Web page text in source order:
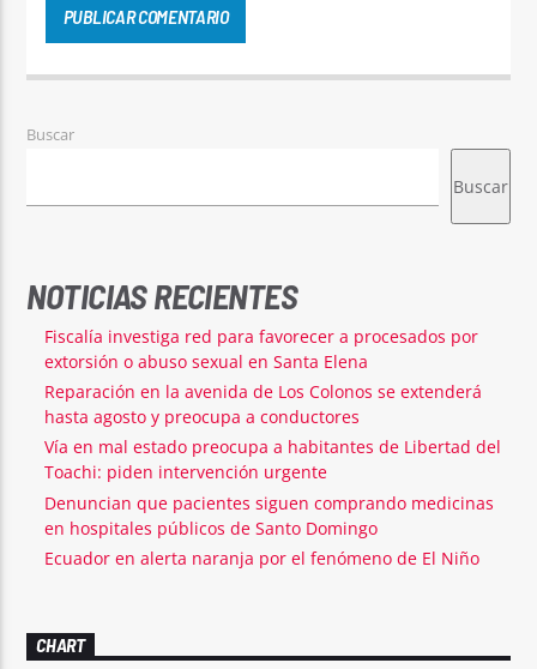
Buscar
Buscar
NOTICIAS RECIENTES
Fiscalía investiga red para favorecer a procesados por
extorsión o abuso sexual en Santa Elena
Reparación en la avenida de Los Colonos se extenderá
hasta agosto y preocupa a conductores
Vía en mal estado preocupa a habitantes de Libertad del
Toachi: piden intervención urgente
Denuncian que pacientes siguen comprando medicinas
en hospitales públicos de Santo Domingo
Ecuador en alerta naranja por el fenómeno de El Niño
CHART